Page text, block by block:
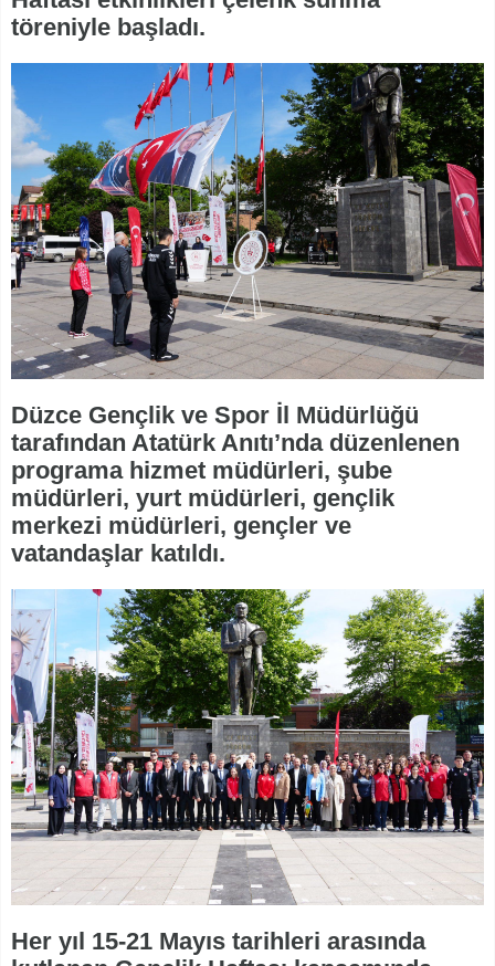
töreniyle başladı.
Düzce Gençlik ve Spor İl Müdürlüğü
tarafından Atatürk Anıtı’nda düzenlenen
programa hizmet müdürleri, şube
müdürleri, yurt müdürleri, gençlik
merkezi müdürleri, gençler ve
vatandaşlar katıldı.
Her yıl 15-21 Mayıs tarihleri arasında